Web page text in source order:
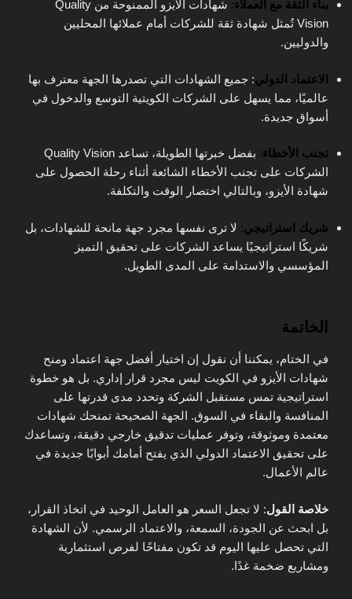
بناء الثقة مع العملاء:
شهادات الأيزو الممنوحة من Quality
Vision تُمثل شهادة ثقة للشركات أمام عملائها المحليين
والدوليين.
الاعتماد الدولي: جميع الشهادات التي تصدرها الجهة معترف بها
عالميًا، مما يسهل على الشركات الكويتية التوسع والدخول في
أسواق جديدة.
تجنب الأخطاء:
بفضل خبرتها الطويلة، تساعد Quality Vision
الشركات على تجنب الأخطاء الشائعة أثناء رحلة الحصول على
شهادة الأيزو، وبالتالي اختصار الوقت والتكلفة.
شريك استراتيجي: لا ترى نفسها مجرد جهة مانحة للشهادات، بل
شريكًا استراتيجيًا يساعد الشركات على تحقيق التميز
المؤسسي والاستدامة على المدى الطويل.
الخاتمة
في الختام، يمكننا أن نقول إن اختيار أفضل جهة اعتماد ومنح
شهادات الأيزو في الكويت ليس مجرد قرار إداري. بل هو خطوة
استراتيجية تمس مستقبل الشركة وتحدد مدى قدرتها على
المنافسة والبقاء في السوق. الجهة الصحيحة تمنحك شهادات
معتمدة وموثوقة، وتوفر عمليات تدقيق خارجي دقيقة، وتساعدك
على تحقيق الاعتماد الدولي الذي يفتح أمامك أبوابًا جديدة في
عالم الأعمال.
خلاصة القول: لا تجعل السعر هو العامل الوحيد في اتخاذ القرار،
بل ابحث عن الجودة، السمعة، والاعتماد الرسمي. لأن الشهادة
التي تحصل عليها اليوم قد تكون مفتاحًا لفرص استثمارية
ومشاريع ضخمة غدًا.